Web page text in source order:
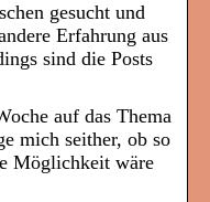
gesucht und
Erfahrung aus
sind die Posts
auf das Thema
mich seither, ob so
Möglichkeit wäre